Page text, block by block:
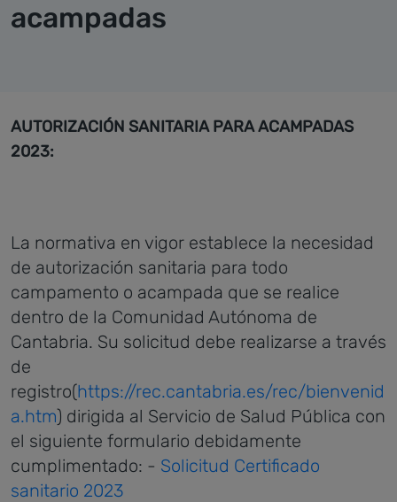
acampadas
AUTORIZACIÓN SANITARIA PARA ACAMPADAS
2023:
La normativa en vigor establece la necesidad
de autorización sanitaria para todo
campamento o acampada que se realice
dentro de la Comunidad Autónoma de
Cantabria. Su solicitud debe realizarse a través
de
registro(https://rec.cantabria.es/rec/bienvenid
a.htm) dirigida al Servicio de Salud Pública con
el siguiente formulario debidamente
cumplimentado: - Solicitud Certificado
sanitario 2023